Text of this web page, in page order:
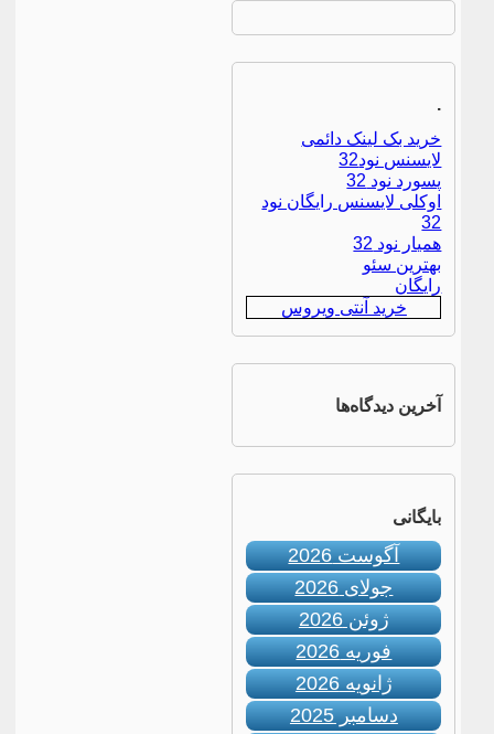
.
خرید بک لینک دائمی
لایسنس نود32
پسورد نود 32
اوکلی لایسنس رایگان نود
32
همیار نود 32
بهترین سئو
رایگان
خرید آنتی ویروس
آخرین دیدگاه‌ها
بایگانی
آگوست 2026
جولای 2026
ژوئن 2026
فوریه 2026
ژانویه 2026
دسامبر 2025